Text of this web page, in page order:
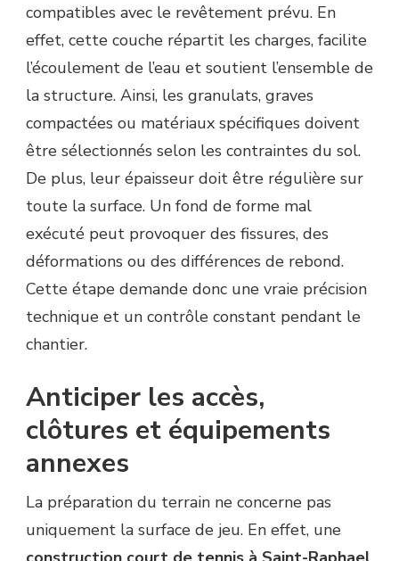
compatibles avec le revêtement prévu. En
effet, cette couche répartit les charges, facilite
l’écoulement de l’eau et soutient l’ensemble de
la structure. Ainsi, les granulats, graves
compactées ou matériaux spécifiques doivent
être sélectionnés selon les contraintes du sol.
De plus, leur épaisseur doit être régulière sur
toute la surface. Un fond de forme mal
exécuté peut provoquer des fissures, des
déformations ou des différences de rebond.
Cette étape demande donc une vraie précision
technique et un contrôle constant pendant le
chantier.
Anticiper les accès,
clôtures et équipements
annexes
La préparation du terrain ne concerne pas
uniquement la surface de jeu. En effet, une